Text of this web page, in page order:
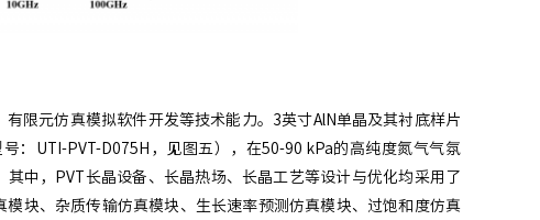
限元仿真模拟软件开发等技术能力。3英寸AlN单晶及其衬底样片
：UTI-PVT-D075H，见图五），在50-90 kPa的高纯度氮气气氛
中，PVT长晶设备、长晶热场、长晶工艺等设计与优化均采用了
块、杂质传输仿真模块、生长速率预测仿真模块、过饱和度仿真